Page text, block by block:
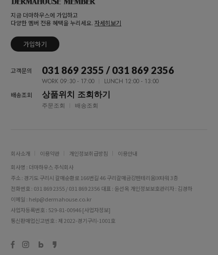
지금 더마하우스에 가입하고
다양한 멤버 전용 혜택을 누리세요.자세히보기
가입하기
고객문의 031 869 2355 / 031 869 2356
WORK 09:30 - 17:00 LUNCH 12:00 - 13:00
배송조회 상품위치 조회하기
주문조회 배송조회
회사소개 이용약관 개인정보취급방침
이용안내
회사명 : 더마하우스 주식회사
주소 : 경기도 구리시 갈매순환로 166번길 46 구리갈매금강펜테리움IX타워 3층
전화번호 : 031 869 2355 / 031 869 2356 대표 : 윤선옥 개인정보보호관리자 : 김경하
이메일 : help@dermahouse.co.kr
사업자등록번호 : 529-81-00946[사업자정보]
통신판매업신고번호 : 제 2022-경기구리-1001호